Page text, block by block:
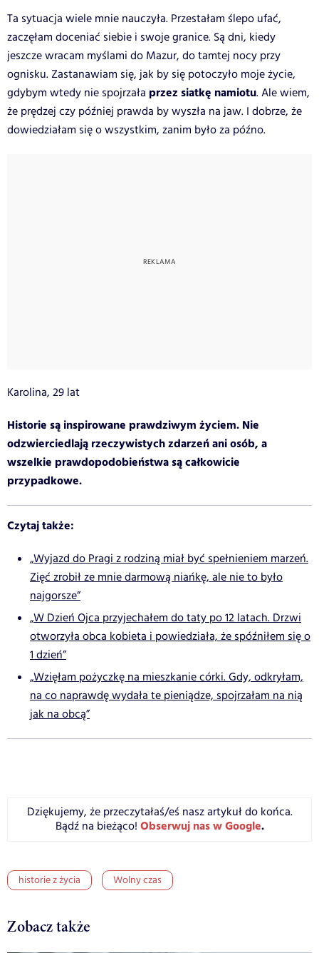
Ta sytuacja wiele mnie nauczyła. Przestałam ślepo ufać,
zaczęłam doceniać siebie i swoje granice. Są dni, kiedy
jeszcze wracam myślami do Mazur, do tamtej nocy przy
ognisku. Zastanawiam się, jak by się potoczyło moje życie,
gdybym wtedy nie spojrzała przez siatkę namiotu. Ale wiem,
że prędzej czy później prawda by wyszła na jaw. I dobrze, że
dowiedziałam się o wszystkim, zanim było za późno.
Karolina, 29 lat
Historie są inspirowane prawdziwym życiem. Nie
odzwierciedlają rzeczywistych zdarzeń ani osób, a
wszelkie prawdopodobieństwa są całkowicie
przypadkowe.
Czytaj także:
„Wyjazd do Pragi z rodziną miał być spełnieniem marzeń.
Zięć zrobił ze mnie darmową niańkę, ale nie to było
najgorsze”
„W Dzień Ojca przyjechałem do taty po 12 latach. Drzwi
otworzyła obca kobieta i powiedziała, że spóźniłem się o
1 dzień”
„Wzięłam pożyczkę na mieszkanie córki. Gdy, odkryłam,
na co naprawdę wydała te pieniądze, spojrzałam na nią
jak na obcą”
Dziękujemy, że przeczytałaś/eś nasz artykuł do końca.
Bądź na bieżąco! Obserwuj nas w Google.
historie z życia Wolny czas
Zobacz także